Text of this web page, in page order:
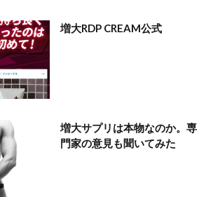
増大RDP CREAM公式
増大サプリは本物なのか。専
門家の意見も聞いてみた